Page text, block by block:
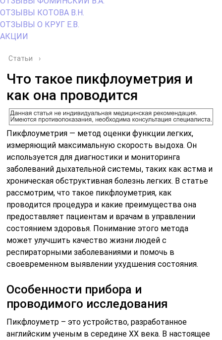
ОТЗЫВЫ КОТОВА В.Н.
ОТЗЫВЫ О КРУГ Е.В.
АКЦИИ
Статьи ›
Что такое пикфлоуметрия и
как она проводится
Пикфлоуметрия — метод оценки функции легких,
измеряющий максимальную скорость выдоха. Он
используется для диагностики и мониторинга
заболеваний дыхательной системы, таких как астма и
хроническая обструктивная болезнь легких. В статье
рассмотрим, что такое пикфлоуметрия, как
проводится процедура и какие преимущества она
предоставляет пациентам и врачам в управлении
состоянием здоровья. Понимание этого метода
может улучшить качество жизни людей с
респираторными заболеваниями и помочь в
своевременном выявлении ухудшения состояния.
Особенности прибора и
проводимого исследования
Пикфлоуметр – это устройство, разработанное
английским ученым в середине XX века. В настоящее